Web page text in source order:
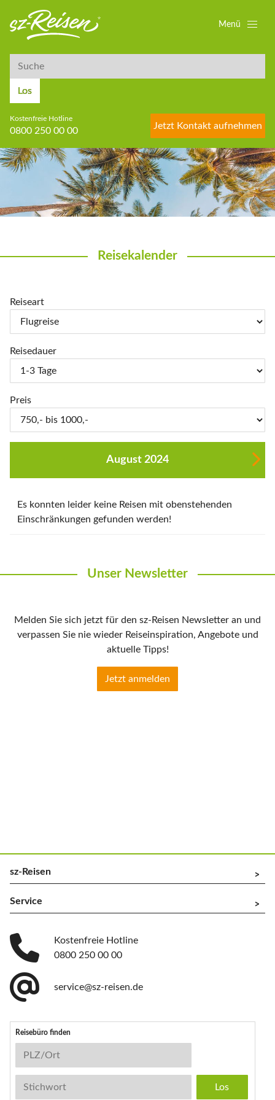
Suche
Los
Kostenfreie Hotline
0800 250 00 00
Jetzt Kontakt aufnehmen
Menü
Reisekalender
Reiseart
Reisedauer
Preis
August 2024
Es konnten leider keine Reisen mit obenstehenden
Einschränkungen gefunden werden!
Unser Newsletter
Melden Sie sich jetzt für den sz-Reisen Newsletter an und
verpassen Sie nie wieder Reiseinspiration, Angebote und
aktuelle Tipps!
Jetzt anmelden
sz-Reisen ^
Service ^
Kostenfreie Hotline
0800 250 00 00
service@sz-reisen.de
Reisebüro finden
Reisebüro-Suche
PLZ/Ort